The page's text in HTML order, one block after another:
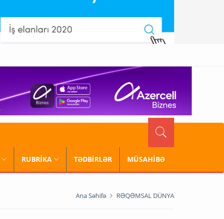
RUBRİKA TƏDBİRLƏR MÜSAHİBƏ
Ana Səhifə RƏQƏMSAL DÜNYA